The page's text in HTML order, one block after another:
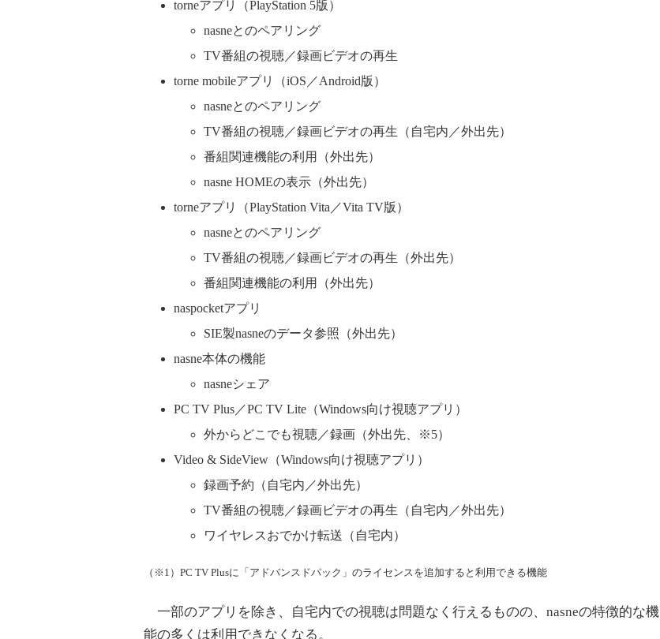
torneアプリ（PlayStation 5版）
nasneとのペアリング
TV番組の視聴／録画ビデオの再生
torne mobileアプリ（iOS／Android版）
nasneとのペアリング
TV番組の視聴／録画ビデオの再生（自宅内／外出先）
番組関連機能の利用（外出先）
nasne HOMEの表示（外出先）
torneアプリ（PlayStation Vita／Vita TV版）
nasneとのペアリング
TV番組の視聴／録画ビデオの再生（外出先）
番組関連機能の利用（外出先）
naspocketアプリ
SIE製nasneのデータ参照（外出先）
nasne本体の機能
nasneシェア
PC TV Plus／PC TV Lite（Windows向け視聴アプリ）
外からどこでも視聴／録画（外出先、※5）
Video & SideView（Windows向け視聴アプリ）
録画予約（自宅内／外出先）
TV番組の視聴／録画ビデオの再生（自宅内／外出先）
ワイヤレスおでかけ転送（自宅内）
（※1）PC TV Plusに「アドバンスドパック」のライセンスを追加すると利用できる機能
一部のアプリを除き、自宅内での視聴は問題なく行えるものの、nasneの特徴的な機
能の多くは利用できなくなる。